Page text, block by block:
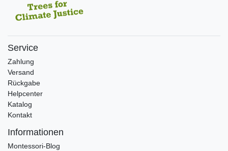
Service
Zahlung
Versand
Rückgabe
Helpcenter
Katalog
Kontakt
Informationen
Montessori-Blog